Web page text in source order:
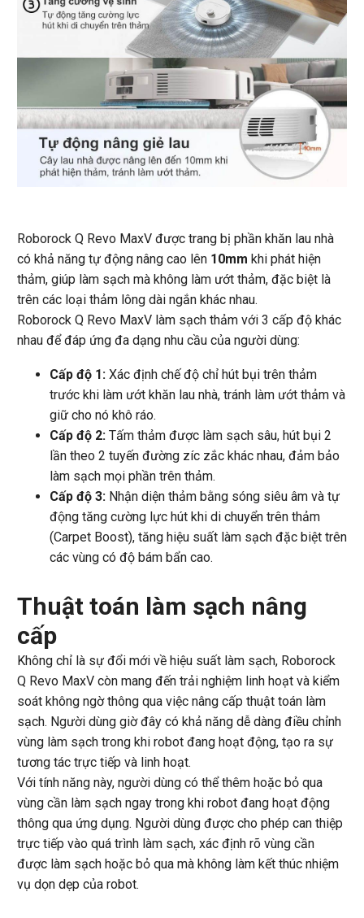
Roborock Q Revo MaxV được trang bị phần khăn lau nhà
có khả năng tự động nâng cao lên 10mm khi phát hiện
thảm, giúp làm sạch mà không làm ướt thảm, đặc biệt là
trên các loại thảm lông dài ngắn khác nhau.
Roborock Q Revo MaxV làm sạch thảm với 3 cấp độ khác
nhau để đáp ứng đa dạng nhu cầu của người dùng:
Cấp độ 1: Xác định chế độ chỉ hút bụi trên thảm
trước khi làm ướt khăn lau nhà, tránh làm ướt thảm và
giữ cho nó khô ráo.
Cấp độ 2: Tấm thảm được làm sạch sâu, hút bụi 2
lần theo 2 tuyến đường zíc zắc khác nhau, đảm bảo
làm sạch mọi phần trên thảm.
Cấp độ 3: Nhận diện thảm bằng sóng siêu âm và tự
động tăng cường lực hút khi di chuyển trên thảm
(Carpet Boost), tăng hiệu suất làm sạch đặc biệt trên
các vùng có độ bám bẩn cao.
Thuật toán làm sạch nâng
cấp
Không chỉ là sự đổi mới về hiệu suất làm sạch, Roborock
Q Revo MaxV còn mang đến trải nghiệm linh hoạt và kiểm
soát không ngờ thông qua việc nâng cấp thuật toán làm
sạch. Người dùng giờ đây có khả năng dễ dàng điều chỉnh
vùng làm sạch trong khi robot đang hoạt động, tạo ra sự
tương tác trực tiếp và linh hoạt.
Với tính năng này, người dùng có thể thêm hoặc bỏ qua
vùng cần làm sạch ngay trong khi robot đang hoạt động
thông qua ứng dụng. Người dùng được cho phép can thiệp
trực tiếp vào quá trình làm sạch, xác định rõ vùng cần
được làm sạch hoặc bỏ qua mà không làm kết thúc nhiệm
vụ dọn dẹp của robot.